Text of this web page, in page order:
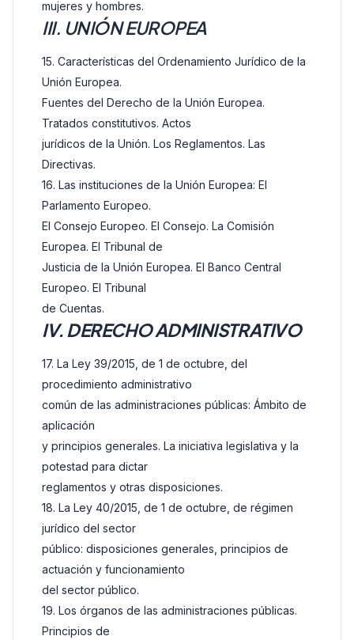
mujeres y hombres.
III. UNIÓN EUROPEA
15. Características del Ordenamiento Jurídico de la
Unión Europea.
Fuentes del Derecho de la Unión Europea.
Tratados constitutivos. Actos
jurídicos de la Unión. Los Reglamentos. Las
Directivas.
16. Las instituciones de la Unión Europea: El
Parlamento Europeo.
El Consejo Europeo. El Consejo. La Comisión
Europea. El Tribunal de
Justicia de la Unión Europea. El Banco Central
Europeo. El Tribunal
de Cuentas.
IV. DERECHO ADMINISTRATIVO
17. La Ley 39/2015, de 1 de octubre, del
procedimiento administrativo
común de las administraciones públicas: Ámbito de
aplicación
y principios generales. La iniciativa legislativa y la
potestad para dictar
reglamentos y otras disposiciones.
18. La Ley 40/2015, de 1 de octubre, de régimen
jurídico del sector
público: disposiciones generales, principios de
actuación y funcionamiento
del sector público.
19. Los órganos de las administraciones públicas.
Principios de